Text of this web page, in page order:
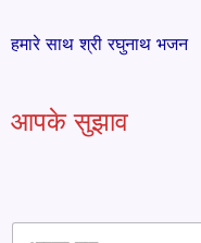
हमारे साथ श्री रघुनाथ भजन
आपके सुझाव